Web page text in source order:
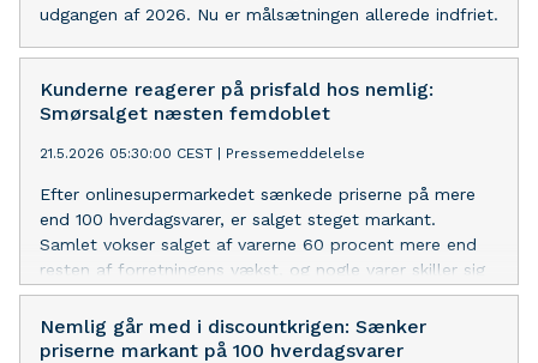
udgangen af 2026. Nu er målsætningen allerede indfriet.
Kunderne reagerer på prisfald hos nemlig:
Smørsalget næsten femdoblet
21.5.2026 05:30:00 CEST Pressemeddelelse
Efter onlinesupermarkedet sænkede priserne på mere
end 100 hverdagsvarer, er salget steget markant.
Samlet vokser salget af varerne 60 procent mere end
resten af forretningens vækst, og nogle varer skiller sig
særligt ud.
Nemlig går med i discountkrigen: Sænker
priserne markant på 100 hverdagsvarer